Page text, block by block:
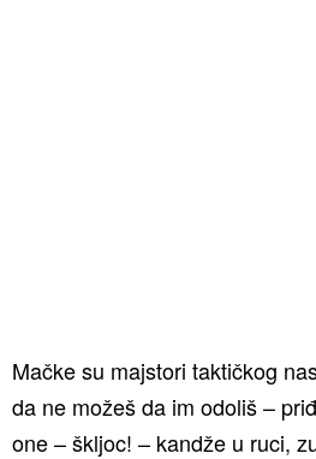
Mačke su majstori taktičkog
da ne možeš da im odoliš –
one – škljoc! – kandže u ruci,